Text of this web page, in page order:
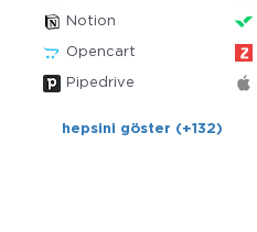
Notion
Opencart
Pipedrive
hepsini göster (+132)